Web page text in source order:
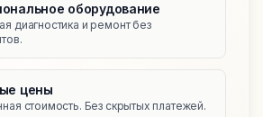
оборудование
диагностика и ремонт без
цены
стоимость. Без скрытых платежей.